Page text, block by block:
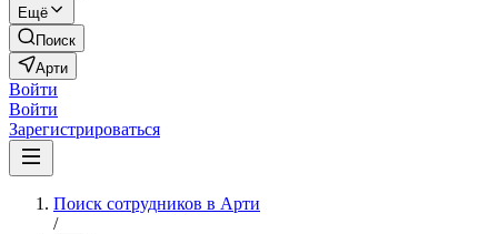
Ещё
Поиск
Арти
Войти
Войти
Зарегистрироваться
Поиск сотрудников в Арти
/